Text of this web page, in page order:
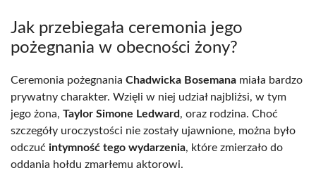
Jak przebiegała ceremonia jego
pożegnania w obecności żony?
Ceremonia pożegnania Chadwicka Bosemana miała bardzo
prywatny charakter. Wzięli w niej udział najbliżsi, w tym
jego żona, Taylor Simone Ledward, oraz rodzina. Choć
szczegóły uroczystości nie zostały ujawnione, można było
odczuć intymność tego wydarzenia, które zmierzało do
oddania hołdu zmarłemu aktorowi.